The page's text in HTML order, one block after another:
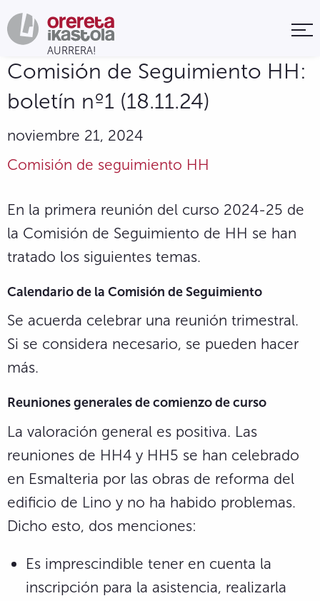
Comisión de Seguimiento HH:
boletín nº1 (18.11.24)
noviembre 21, 2024
Comisión de seguimiento HH
En la primera reunión del curso 2024-25 de
la Comisión de Seguimiento de HH se han
tratado los siguientes temas.
Calendario de la Comisión de Seguimiento
Se acuerda celebrar una reunión trimestral.
Si se considera necesario, se pueden hacer
más.
Reuniones generales de comienzo de curso
La valoración general es positiva. Las
reuniones de HH4 y HH5 se han celebrado
en Esmalteria por las obras de reforma del
edificio de Lino y no ha habido problemas.
Dicho esto, dos menciones:
Es imprescindible tener en cuenta la
inscripción para la asistencia, realizarla